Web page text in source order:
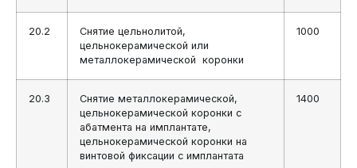
20.2
Снятие цельнолитой,
цельнокерамической или
металлокерамической коронки
1000
20.3
Снятие металлокерамической,
цельнокерамической коронки с
абатмента на имплантате,
цельнокерамической коронки на
винтовой фиксации с имплантата
1400